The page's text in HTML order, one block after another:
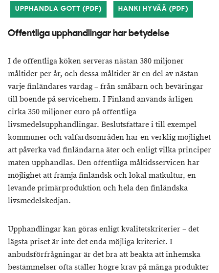
UPPHANDLA GOTT (PDF) HANKI HYVÄÄ (PDF)
Offentliga upphandlingar har betydelse
I de offentliga köken serveras nästan 380 miljoner
måltider per år, och dessa måltider är en del av nästan
varje finländares vardag – från småbarn och beväringar
till boende på servicehem. I Finland används årligen
cirka 350 miljoner euro på offentliga
livsmedelsupphandlingar. Beslutsfattare i till exempel
kommuner och välfärdsområden har en verklig möjlighet
att påverka vad finländarna äter och enligt vilka principer
maten upphandlas. Den offentliga måltidsservicen har
möjlighet att främja finländsk och lokal matkultur, en
levande primärproduktion och hela den finländska
livsmedelskedjan.
Upphandlingar kan göras enligt kvalitetskriterier – det
lägsta priset är inte det enda möjliga kriteriet. I
anbudsförfrågningar är det bra att beakta att inhemska
bestämmelser ofta ställer högre krav på många produkter